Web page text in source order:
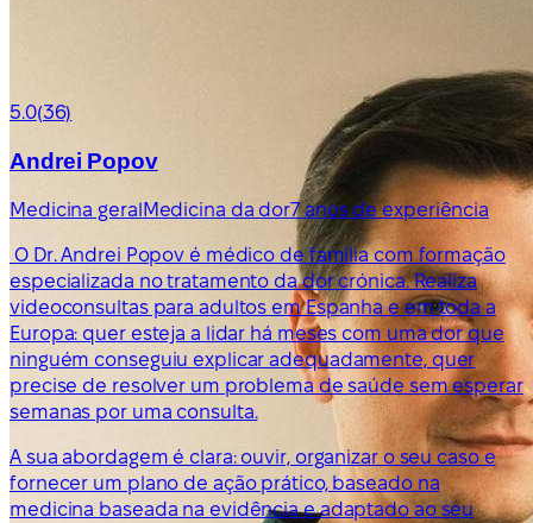
5.0(36)
Andrei Popov
Medicina geralMedicina da dor7 anos de experiência
O Dr. Andrei Popov é médico de família com formação
especializada no tratamento da dor crónica. Realiza
videoconsultas para adultos em Espanha e em toda a
Europa: quer esteja a lidar há meses com uma dor que
ninguém conseguiu explicar adequadamente, quer
precise de resolver um problema de saúde sem esperar
semanas por uma consulta.
A sua abordagem é clara: ouvir, organizar o seu caso e
fornecer um plano de ação prático, baseado na
medicina baseada na evidência e adaptado ao seu